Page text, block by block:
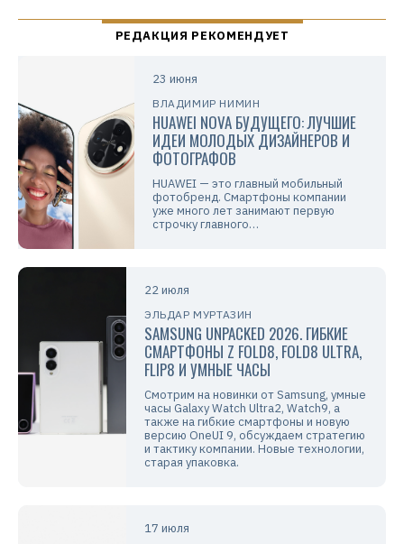
23 июня
ВЛАДИМИР НИМИН
HUAWEI NOVA БУДУЩЕГО: ЛУЧШИЕ
ИДЕИ МОЛОДЫХ ДИЗАЙНЕРОВ И
ФОТОГРАФОВ
HUAWEI — это главный мобильный
фотобренд. Смартфоны компании
уже много лет занимают первую
строчку главного…
22 июля
ЭЛЬДАР МУРТАЗИН
SAMSUNG UNPACKED 2026. ГИБКИЕ
СМАРТФОНЫ Z FOLD8, FOLD8 ULTRA,
FLIP8 И УМНЫЕ ЧАСЫ
Смотрим на новинки от Samsung, умные
часы Galaxy Watch Ultra2, Watch9, а
также на гибкие смартфоны и новую
версию OneUI 9, обсуждаем стратегию
и тактику компании. Новые технологии,
старая упаковка.
17 июля